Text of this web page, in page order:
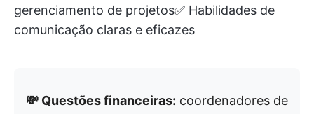
gerenciamento de projetos✅ Habilidades de
comunicação claras e eficazes
💸 Questões financeiras: coordenadores de